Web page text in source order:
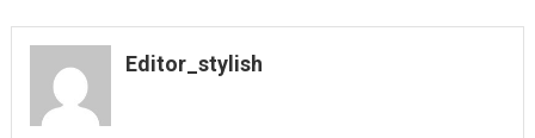
Editor_stylish